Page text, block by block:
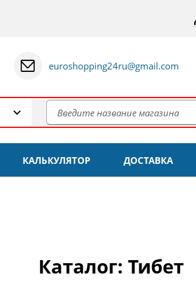
euroshopping24ru@gmail.com
КАЛЬКУЛЯТОР ДОСТАВКА
Каталог: Тибет